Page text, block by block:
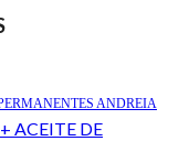
ANDREIA
ACEITE DE